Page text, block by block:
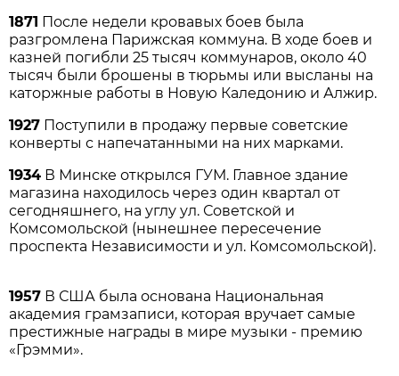
1871 После недели кровавых боев была
разгромлена Парижская коммуна. В ходе боев и
казней погибли 25 тысяч коммунаров, около 40
тысяч были брошены в тюрьмы или высланы на
каторжные работы в Новую Каледонию и Алжир.
1927 Поступили в продажу первые советские
конверты с напечатанными на них марками.
1934 В Минске открылся ГУМ. Главное здание
магазина находилось через один квартал от
сегодняшнего, на углу ул. Советской и
Комсомольской (нынешнее пересечение
проспекта Независимости и ул. Комсомольской).
1957 В США была основана Национальная
академия грамзаписи, которая вручает самые
престижные награды в мире музыки - премию
«Грэмми».